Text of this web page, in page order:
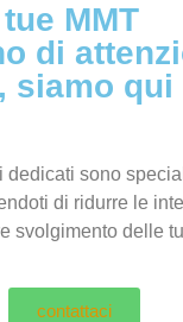
MMT
di
siamo qui
dedicati sono
di ridurre le
svolgimento delle
contattaci